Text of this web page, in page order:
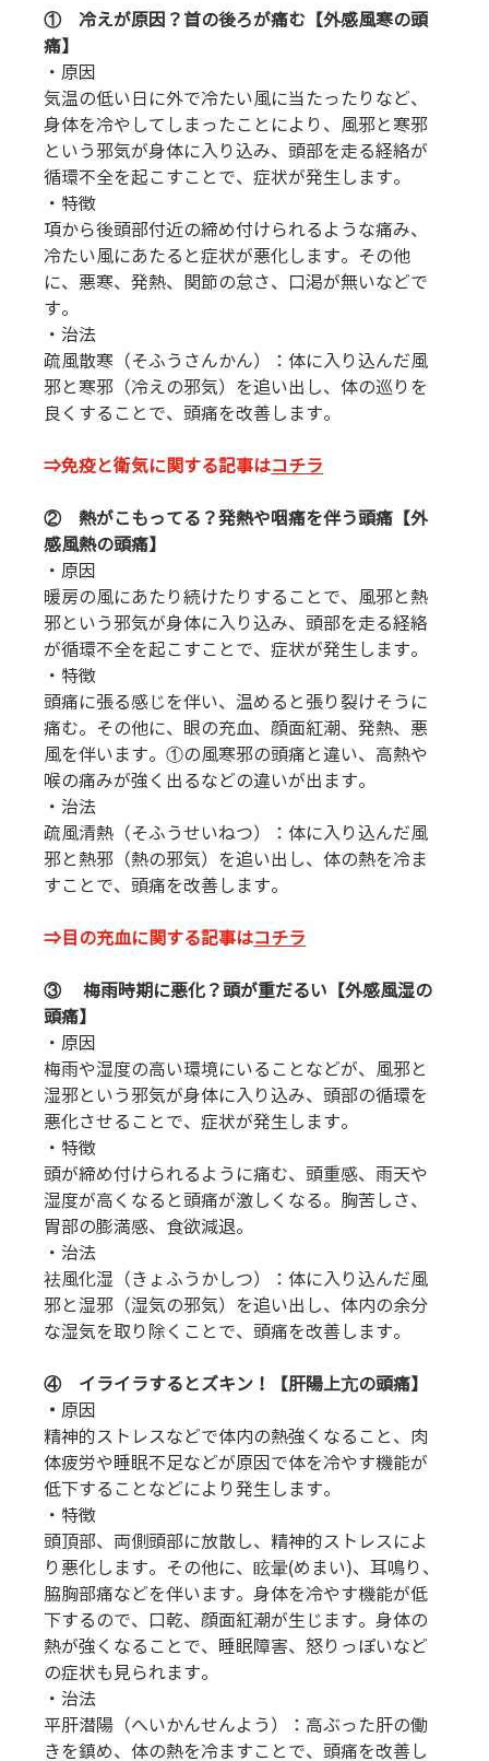
①    冷えが原因？首の後ろが痛む【外感風寒の頭
痛】
・原因
気温の低い日に外で冷たい風に当たったりなど、
身体を冷やしてしまったことにより、風邪と寒邪
という邪気が身体に入り込み、頭部を走る経絡が
循環不全を起こすことで、症状が発生します。
・特徴
項から後頭部付近の締め付けられるような痛み、
冷たい風にあたると症状が悪化します。その他
に、悪寒、発熱、関節の怠さ、口渇が無いなどで
す。
・治法
疏風散寒（そふうさんかん）：体に入り込んだ風
邪と寒邪（冷えの邪気）を追い出し、体の巡りを
良くすることで、頭痛を改善します。
⇒免疫と衛気に関する記事はコチラ
②    熱がこもってる？発熱や咽痛を伴う頭痛【外
感風熱の頭痛】
・原因
暖房の風にあたり続けたりすることで、風邪と熱
邪という邪気が身体に入り込み、頭部を走る経絡
が循環不全を起こすことで、症状が発生します。
・特徴
頭痛に張る感じを伴い、温めると張り裂けそうに
痛む。その他に、眼の充血、顔面紅潮、発熱、悪
風を伴います。①の風寒邪の頭痛と違い、高熱や
喉の痛みが強く出るなどの違いが出ます。
・治法
疏風清熱（そふうせいねつ）：体に入り込んだ風
邪と熱邪（熱の邪気）を追い出し、体の熱を冷ま
すことで、頭痛を改善します。
⇒目の充血に関する記事はコチラ
③
梅雨時期に悪化？頭が重だるい【外感風湿の
頭痛】
・原因
梅雨や湿度の高い環境にいることなどが、風邪と
湿邪という邪気が身体に入り込み、頭部の循環を
悪化させることで、症状が発生します。
・特徴
頭が締め付けられるように痛む、頭重感、雨天や
湿度が高くなると頭痛が激しくなる。胸苦しさ、
胃部の膨満感、食欲減退。
・治法
祛風化湿（きょふうかしつ）：体に入り込んだ風
邪と湿邪（湿気の邪気）を追い出し、体内の余分
な湿気を取り除くことで、頭痛を改善します。
④    イライラするとズキン！【肝陽上亢の頭痛】
・ 原因
精神的ストレスなどで体内の熱強くなること、肉
体疲労や睡眠不足などが原因で体を冷やす機能が
低下することなどにより発生します。
・特徴
頭頂部、両側頭部に放散し、精神的ストレスによ
り悪化します。その他に、眩暈(めまい)、耳鳴り、
脇胸部痛などを伴います。身体を冷やす機能が低
下するので、口乾、顔面紅潮が生じます。身体の
熱が強くなることで、睡眠障害、怒りっぽいなど
の症状も見られます。
・治法
平肝潜陽（へいかんせんよう）：高ぶった肝の働
きを鎮め、体の熱を冷ますことで、頭痛を改善し